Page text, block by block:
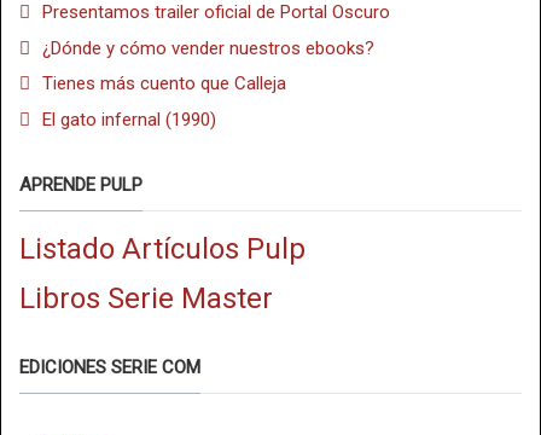
Presentamos trailer oficial de Portal Oscuro
¿Dónde y cómo vender nuestros ebooks?
Tienes más cuento que Calleja
El gato infernal (1990)
APRENDE PULP
Listado Artículos Pulp
Libros Serie Master
EDICIONES SERIE COM